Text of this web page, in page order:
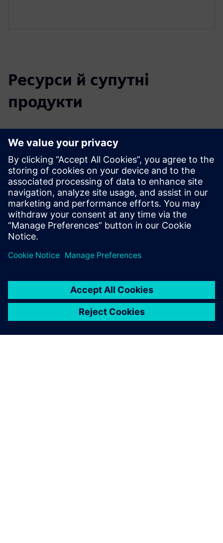
Ресурси й супутні
продукти
Додаткова інформація та ресурси
Брошура про роботу по справах DIRTT
DIRTT Вирізаний аркуш для кейсів
Ознайомтеся з роботою справ на Dirtt.com
Передумови